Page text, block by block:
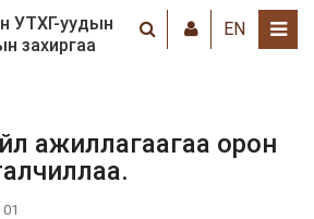
УТХГ-уудын
захиргаа
EN
ажиллагаагаа орон